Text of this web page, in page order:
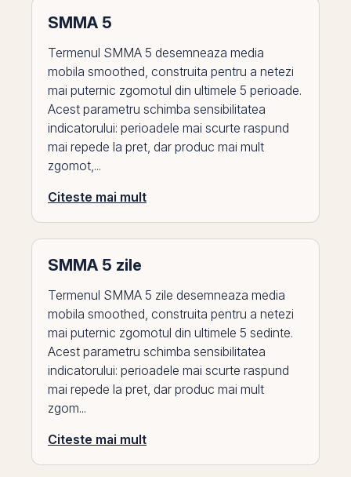
SMMA 5
Termenul SMMA 5 desemneaza media
mobila smoothed, construita pentru a netezi
mai puternic zgomotul din ultimele 5 perioade.
Acest parametru schimba sensibilitatea
indicatorului: perioadele mai scurte raspund
mai repede la pret, dar produc mai mult
zgomot,...
Citeste mai mult
SMMA 5 zile
Termenul SMMA 5 zile desemneaza media
mobila smoothed, construita pentru a netezi
mai puternic zgomotul din ultimele 5 sedinte.
Acest parametru schimba sensibilitatea
indicatorului: perioadele mai scurte raspund
mai repede la pret, dar produc mai mult
zgom...
Citeste mai mult